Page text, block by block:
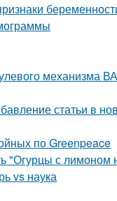
механизма
статьи в
по Greenpeace
"Огурцы с лимоном
vs наука